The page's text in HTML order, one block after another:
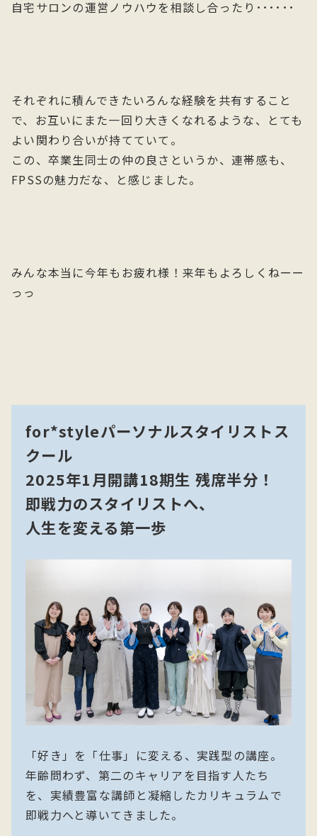
自宅サロンの運営ノウハウを相談し合ったり･･････
それぞれに積んできたいろんな経験を共有すること
で、お互いにまた一回り大きくなれるような、とても
よい関わり合いが持てていて。
この、卒業生同士の仲の良さというか、連帯感も、
FPSSの魅力だな、と感じました。
みんな本当に今年もお疲れ様！来年もよろしくねーー
っっ
for*styleパーソナルスタイリストス
クール
2025年1月開講18期生 残席半分！
即戦力のスタイリストへ、
人生を変える第一歩
「好き」を「仕事」に変える、実践型の講座。
年齢問わず、第二のキャリアを目指す人たち
を、実績豊富な講師と凝縮したカリキュラムで
即戦力へと導いてきました。